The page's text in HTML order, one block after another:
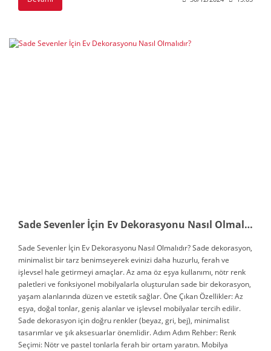
Sade Sevenler İçin Ev Dekorasyonu Nasıl Olmalıdır?
Sade Sevenler İçin Ev Dekorasyonu Nasıl Olmalıdır? Sade dekorasyon,
minimalist bir tarz benimseyerek evinizi daha huzurlu, ferah ve
işlevsel hale getirmeyi amaçlar. Az ama öz eşya kullanımı, nötr renk
paletleri ve fonksiyonel mobilyalarla oluşturulan sade bir dekorasyon,
yaşam alanlarında düzen ve estetik sağlar. Öne Çıkan Özellikler: Az
eşya, doğal tonlar, geniş alanlar ve işlevsel mobilyalar tercih edilir.
Sade dekorasyon için doğru renkler (beyaz, gri, bej), minimalist
tasarımlar ve şık aksesuarlar önemlidir. Adım Adım Rehber: Renk
Seçimi: Nötr ve pastel tonlarla ferah bir ortam yaratın. Mobilya